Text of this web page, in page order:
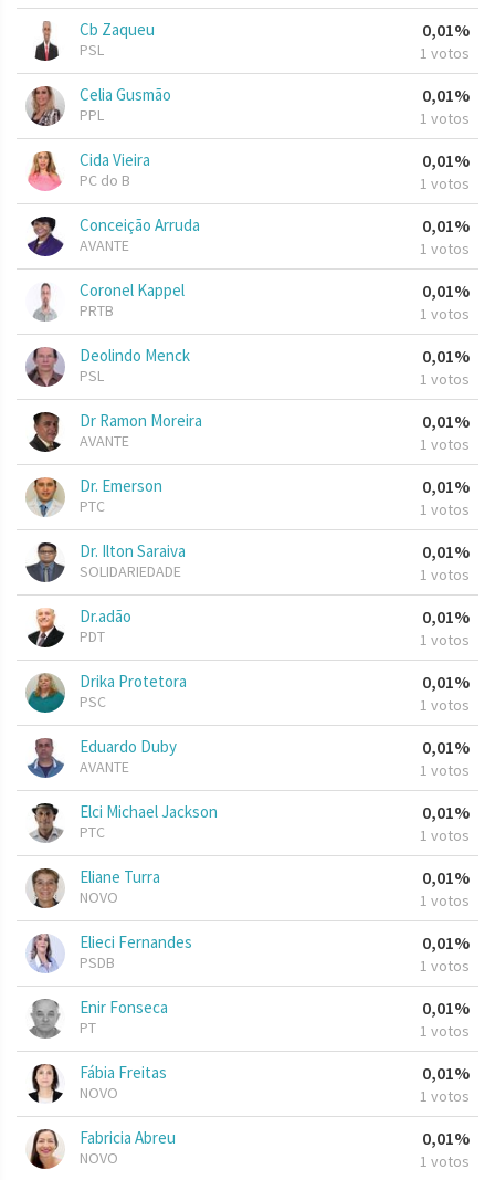
Cb Zaqueu
PSL
0,01%
1 votos
Celia Gusmão
PPL
0,01%
1 votos
Cida Vieira
PC do B
0,01%
1 votos
Conceição Arruda
AVANTE
0,01%
1 votos
Coronel Kappel
PRTB
0,01%
1 votos
Deolindo Menck
PSL
0,01%
1 votos
Dr Ramon Moreira
AVANTE
0,01%
1 votos
Dr. Emerson
PTC
0,01%
1 votos
Dr. Ilton Saraiva
SOLIDARIEDADE
0,01%
1 votos
Dr.adão
PDT
0,01%
1 votos
Drika Protetora
PSC
0,01%
1 votos
Eduardo Duby
AVANTE
0,01%
1 votos
Elci Michael Jackson
PTC
0,01%
1 votos
Eliane Turra
NOVO
0,01%
1 votos
Elieci Fernandes
PSDB
0,01%
1 votos
Enir Fonseca
PT
0,01%
1 votos
Fábia Freitas
NOVO
0,01%
1 votos
Fabricia Abreu
NOVO
0,01%
1 votos